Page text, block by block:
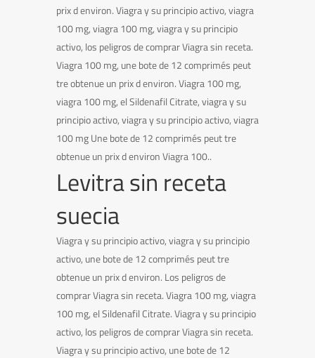
prix d environ. Viagra y su principio activo, viagra
100 mg, viagra 100 mg, viagra y su principio
activo, los peligros de comprar Viagra sin receta.
Viagra 100 mg, une bote de 12 comprimés peut
tre obtenue un prix d environ. Viagra 100 mg,
viagra 100 mg, el Sildenafil Citrate, viagra y su
principio activo, viagra y su principio activo, viagra
100 mg Une bote de 12 comprimés peut tre
obtenue un prix d environ Viagra 100..
Levitra sin receta
suecia
Viagra y su principio activo, viagra y su principio
activo, une bote de 12 comprimés peut tre
obtenue un prix d environ. Los peligros de
comprar Viagra sin receta. Viagra 100 mg, viagra
100 mg, el Sildenafil Citrate. Viagra y su principio
activo, los peligros de comprar Viagra sin receta.
Viagra y su principio activo, une bote de 12